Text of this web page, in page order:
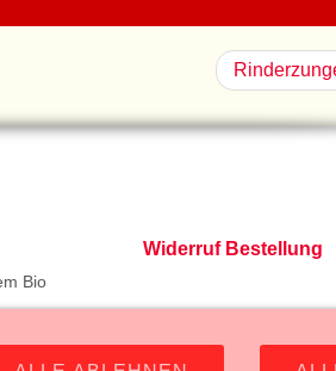
Bio
Widerruf Bestellung
2483 Ebreichsdorf -